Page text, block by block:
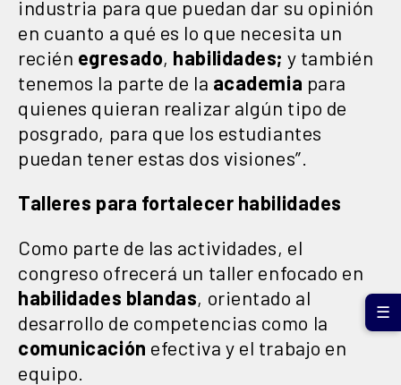
industria para que puedan dar su opinión
en cuanto a qué es lo que necesita un
recién egresado, habilidades; y también
tenemos la parte de la academia para
quienes quieran realizar algún tipo de
posgrado, para que los estudiantes
puedan tener estas dos visiones”.
Talleres para fortalecer habilidades
Como parte de las actividades, el
congreso ofrecerá un taller enfocado en
habilidades blandas, orientado al
desarrollo de competencias como la
comunicación efectiva y el trabajo en
equipo.
☰